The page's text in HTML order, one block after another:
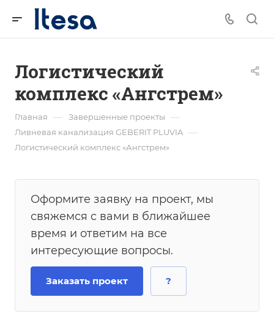
Логистический
комплекс «Ангстрем»
Главная — Завершенные проекты —
Ливневая канализация GEBERIT PLUVIA —
Логистический комплекс «Ангстрем»
Оформите заявку на проект, мы
свяжемся с вами в ближайшее
время и ответим на все
интересующие вопросы.
Заказать проект ?